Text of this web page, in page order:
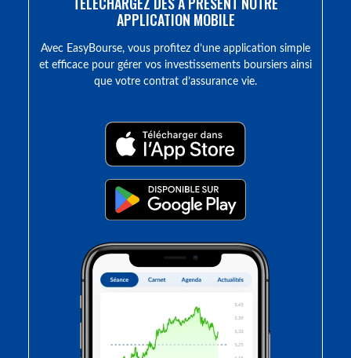
APPLICATION MOBILE
Avec EasyBourse, vous profitez d’une application simple
et efficace pour gérer vos investissements boursiers ainsi
que votre contrat d’assurance vie.